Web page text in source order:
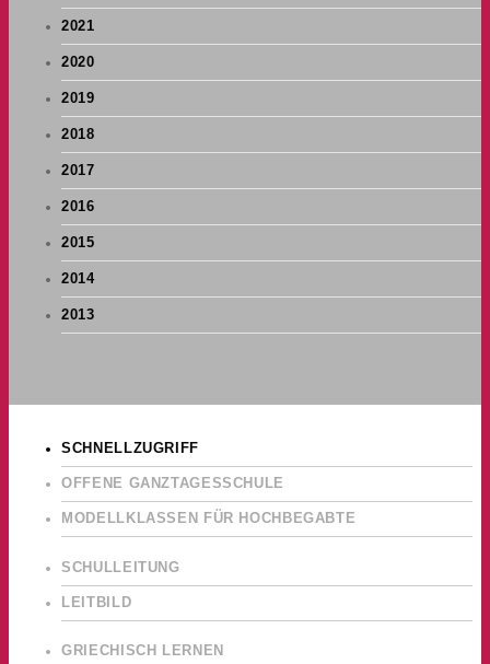
2021
2020
2019
2018
2017
2016
2015
2014
2013
SCHNELLZUGRIFF
OFFENE GANZTAGESSCHULE
MODELLKLASSEN FÜR HOCHBEGABTE
SCHULLEITUNG
LEITBILD
GRIECHISCH LERNEN